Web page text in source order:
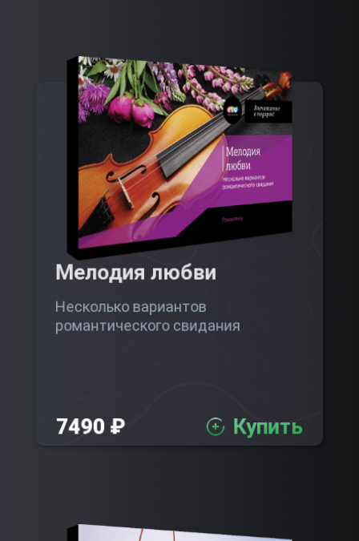
Мелодия любви
Несколько вариантов
романтического свидания
7490 ₽ Купить